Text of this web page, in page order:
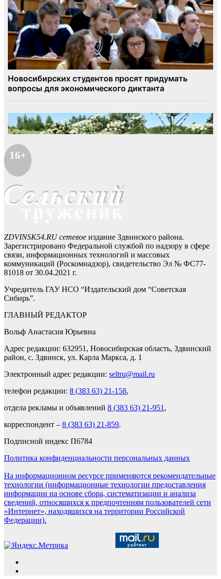
16+
ZDVINSK54.RU сетевое издание Здвинского района.
Зарегистрировано Федеральной службой по надзору в сфере
связи, информационных технологий и массовых
коммуникаций (Роскомнадзор), свидетельство Эл № ФС77-
81018 от 30.04.2021 г.
Учредитель ГАУ НСО “Издательский дом “Советская
Сибирь”.
ГЛАВНЫЙ РЕДАКТОР
Вольф Анастасия Юрьевна
Адрес редакции: 632951, Новосибирская область, Здвинский
район, с. Здвинск, ул. Карла Маркса, д. 1
Электронный адрес редакции: seltru@mail.ru
телефон редакции: 8 (383 63) 21-158,
отдела рекламы и объявлений 8 (383 63) 21-951 ,
корреспондент – 8 (383 63) 21-859.
Подписной индекс П6784
Политика конфиденциальности персональных данных
На информационном ресурсе применяются рекомендательные
технологии (информационные технологии предоставления
информации на основе сбора, систематизации и анализа
сведений, относящихся к предпочтениям пользователей сети
«Интернет», находящихся на территории Российской
Федерации).